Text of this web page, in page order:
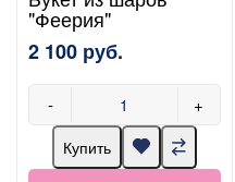
"Феерия"
2 100 руб.
- +
Купить